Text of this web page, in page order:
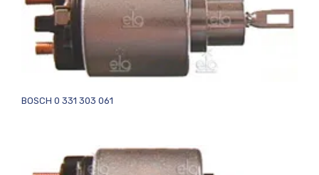
BOSCH 0 331 303 061